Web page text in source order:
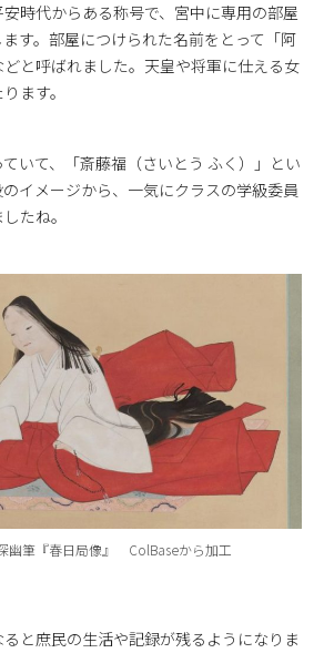
安時代からある称号で、宮中に専用の部屋
す。部屋につけられた名前をとって「阿
と呼ばれました。天皇や将軍に仕える女
ます。
いて、「斎藤福（さいとう ふく）」とい
イメージから、一気にクラスの学級委員
たね。
幽筆『春日局像』 ColBaseから加工
と庶民の生活や記録が残るようになりま